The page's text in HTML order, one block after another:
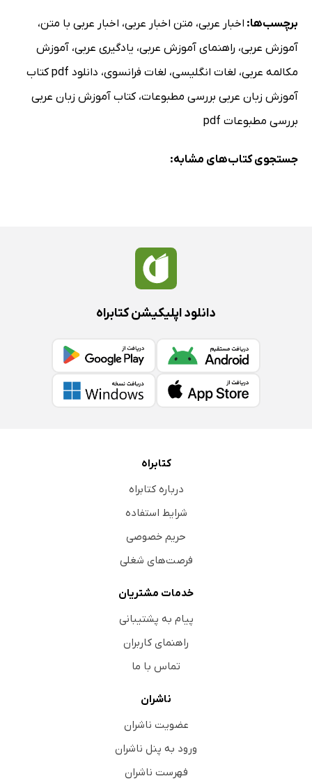
برچسب‌ها: اخبار عربی، متن اخبار عربی، اخبار عربی با متن،
آموزش عربی، راهنمای آموزش عربی، یادگیری عربی، آموزش
مکالمه عربی، لغات انگلیسی، لغات فرانسوی،
دانلود pdf کتاب
آموزش زبان عربی بررسی مطبوعات،کتاب آموزش زبان عربی
بررسی مطبوعات pdf
جستجوی کتاب‌های مشابه:
دانلود اپلیکیشن کتابراه
کتابراه
درباره کتابراه
شرایط استفاده
حریم خصوصی
فرصت‌های شغلی
خدمات مشتریان
پیام به پشتیبانی
راهنمای کاربران
تماس با ما
ناشران
عضویت ناشران
ورود به پنل ناشران
فهرست ناشران